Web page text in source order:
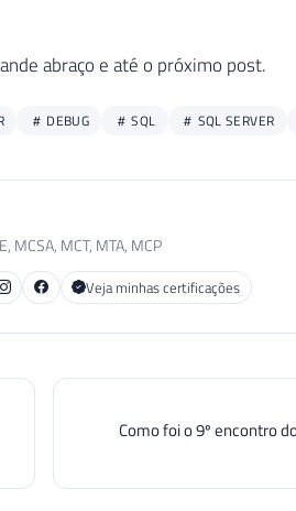
abraço e até o próximo post.
DEBUG SQL SQL SERVER
MCSA, MCT, MTA, MCP
Veja minhas certificações
Como foi o 9º encontro